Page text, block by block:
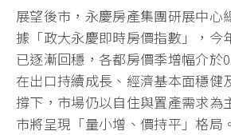
展望後市，永慶房產集團研展中心
據「政大永慶即時房價指數」，今
已逐漸回穩，各都房價季增幅介於
在出口持續成長、經濟基本面穩健
撐下，市場仍以自住與置產需求為
市將呈現「量小增、價持平」格局。